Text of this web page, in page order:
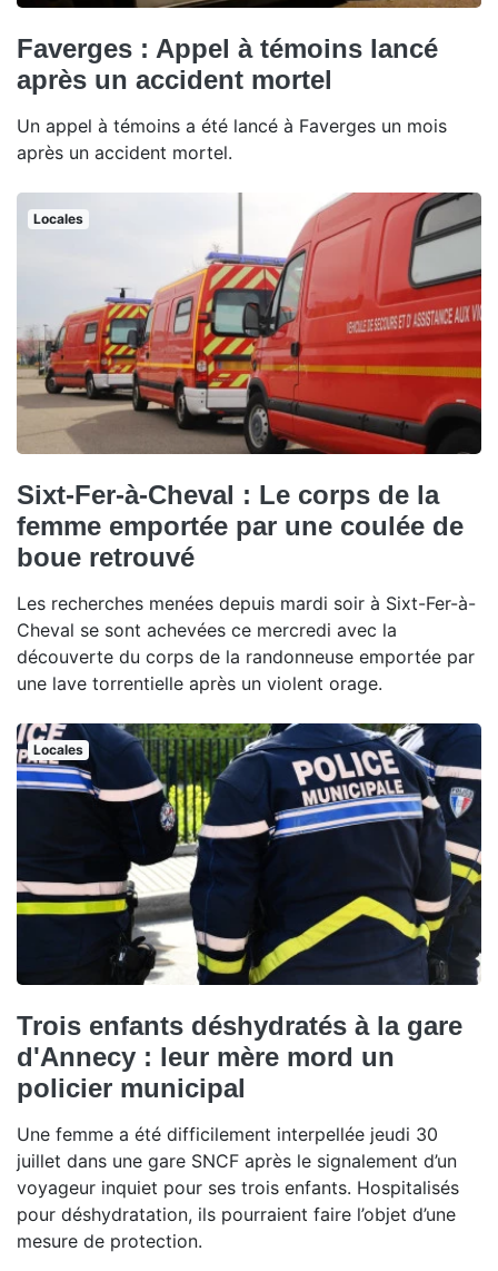
Faverges : Appel à témoins lancé
après un accident mortel
Un appel à témoins a été lancé à Faverges un mois
après un accident mortel.
Locales
Sixt-Fer-à-Cheval : Le corps de la
femme emportée par une coulée de
boue retrouvé
Les recherches menées depuis mardi soir à Sixt-Fer-à-
Cheval se sont achevées ce mercredi avec la
découverte du corps de la randonneuse emportée par
une lave torrentielle après un violent orage.
Locales
Trois enfants déshydratés à la gare
d'Annecy : leur mère mord un
policier municipal
Une femme a été difficilement interpellée jeudi 30
juillet dans une gare SNCF après le signalement d’un
voyageur inquiet pour ses trois enfants. Hospitalisés
pour déshydratation, ils pourraient faire l’objet d’une
mesure de protection.